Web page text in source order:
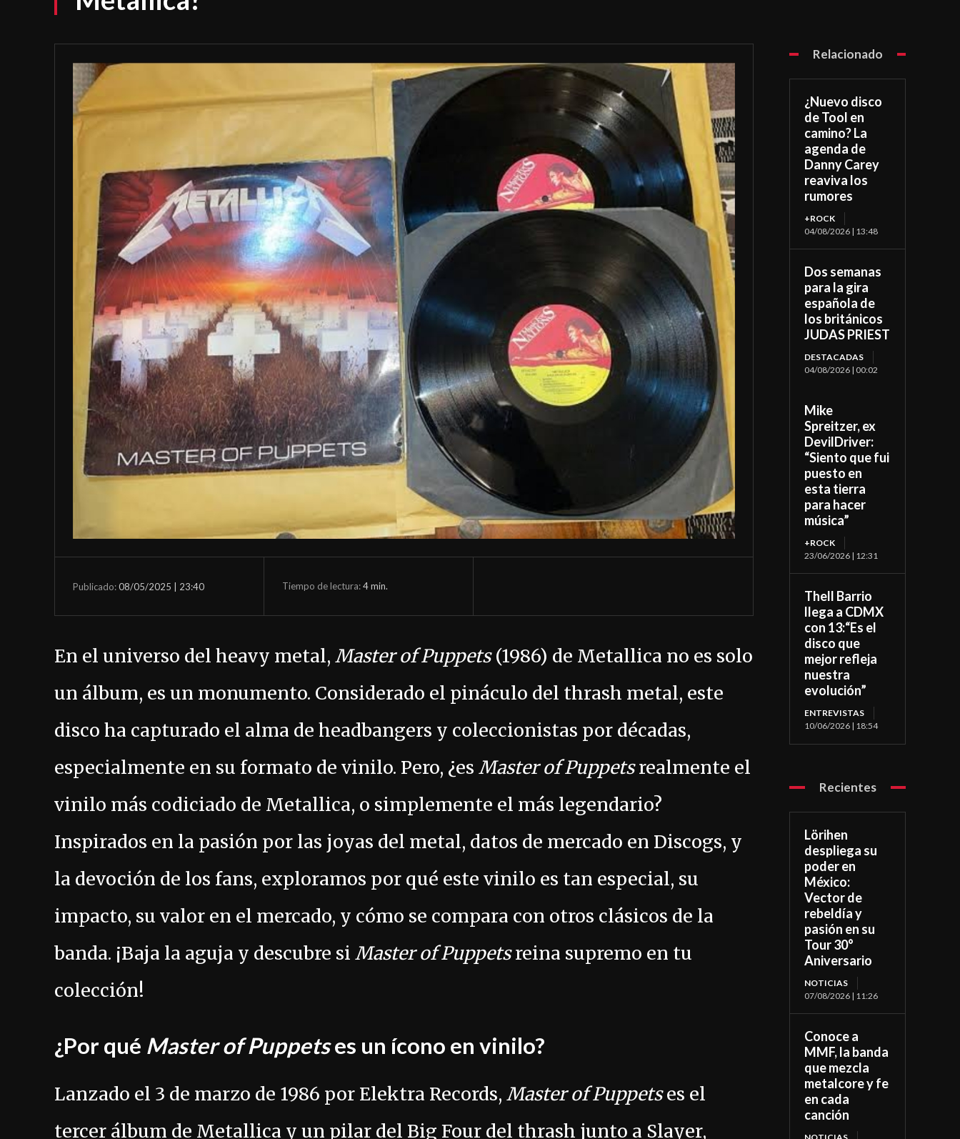
Publicado:08/05/2025 | 23:40 Tiempo de lectura:4min.
En el universo del heavy metal, Master of Puppets(1986) de Metallica no es solo
un álbum, es un monumento. Considerado el pináculo del thrash metal, este
disco ha capturado el alma de headbangers y coleccionistas por décadas,
especialmente en su formato de vinilo. Pero, ¿es Master of Puppetsrealmente el
vinilo más codiciado de Metallica, o simplemente el más legendario?
Inspirados en la pasión por las joyas del metal, datos de mercado en Discogs, y
la devoción de los fans, exploramos por qué este vinilo es tan especial, su
impacto, su valor en el mercado, y cómo se compara con otros clásicos de la
banda. ¡Baja la aguja y descubre si Master of Puppetsreina supremo en tu
colección!
¿Por qué Master of Puppetses un ícono en vinilo?
Lanzado el 3 de marzo de 1986 por Elektra Records, Master of Puppetses el
tercer álbum de Metallica y un pilar del Big Four del thrash junto a Slayer,
Relacionado
¿Nuevo disco
de Tool en
camino? La
agenda de
Danny Carey
reaviva los
rumores
+ROCK
04/08/2026 | 13:48
Dos semanas
para la gira
española de
los británicos
JUDAS PRIEST
DESTACADAS
04/08/2026 | 00:02
Mike
Spreitzer, ex
DevilDriver:
“Siento que fui
puesto en
esta tierra
para hacer
música”
+ROCK
23/06/2026 | 12:31
Thell Barrio
llega a CDMX
con 13:“Es el
disco que
mejor refleja
nuestra
evolución”
ENTREVISTAS
10/06/2026 | 18:54
Recientes
Lörihen
despliega su
poder en
México:
Vector de
rebeldía y
pasión en su
Tour 30°
Aniversario
NOTICIAS
07/08/2026 | 11:26
Conoce a
MMF, la banda
que mezcla
metalcore y fe
en cada
canción